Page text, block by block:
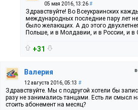
05 мая 2016, 13:26#
Здравствуйте! Во Всеукраинских
международных последние пару лет
было желающих. А до этого
Польше, и в Молдавии, и в России, и в
+31
Валерия
12 августа 2016, 05:13 #
Здравствуйте. Мы с подругой хотели бы
разу не занимались танцами. Есть ли смысл
стоить абонемент на месяц?